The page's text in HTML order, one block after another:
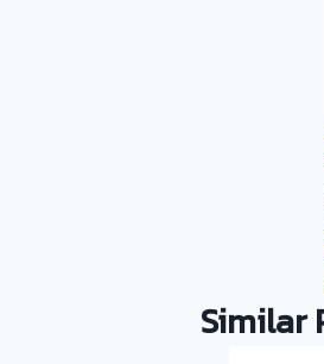
Similar